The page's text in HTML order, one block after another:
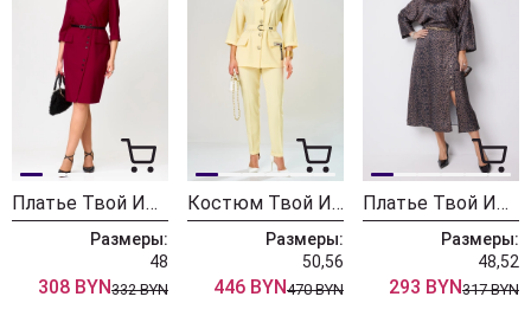
Платье Твой Имидж 2313 винный
Размеры:
48
308 BYN332 BYN
Костюм Твой Имидж 2379 лимонный
Размеры:
50,56
446 BYN470 BYN
Платье Твой Имидж 2246 леопардовый принт
Размеры:
48,52
293 BYN317 BYN